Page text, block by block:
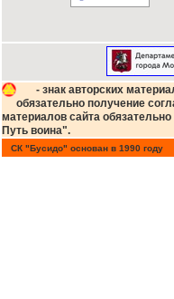
- знак авторских
обязательно получение
материалов сайта
Путь воина".
СК "Бусидо" основан в 1990 году